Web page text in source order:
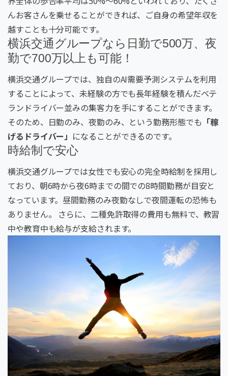
んお客さんを乗せることができれば、ご自身の希望年収を
越すことも十分可能です。
横浜交通グループなら日勤で500万、夜
勤で700万以上も可能！
横浜交通グループでは、独自のAI需要予測システムを利用
することによって、未経験の方でも長年経験を積んだベテ
ランドライバー並みの集客力を手にすることができます。
そのため、日勤のみ、夜勤のみ、という勤務形態でも 「稼
げるドライバー」 になることができるのです。
時給制で安心
横浜交通グループでは女性でも安心の完全時給制を採用し
ており、朝6時から夜6時までの間での8時間勤務が目安と
なっています。 昼間勤務のみ夜勤なしで夜間運転の恐怖も
ありません。
さらに、二種免許取得の費用も無料で、教習
中や教育中も給与が支給されます。